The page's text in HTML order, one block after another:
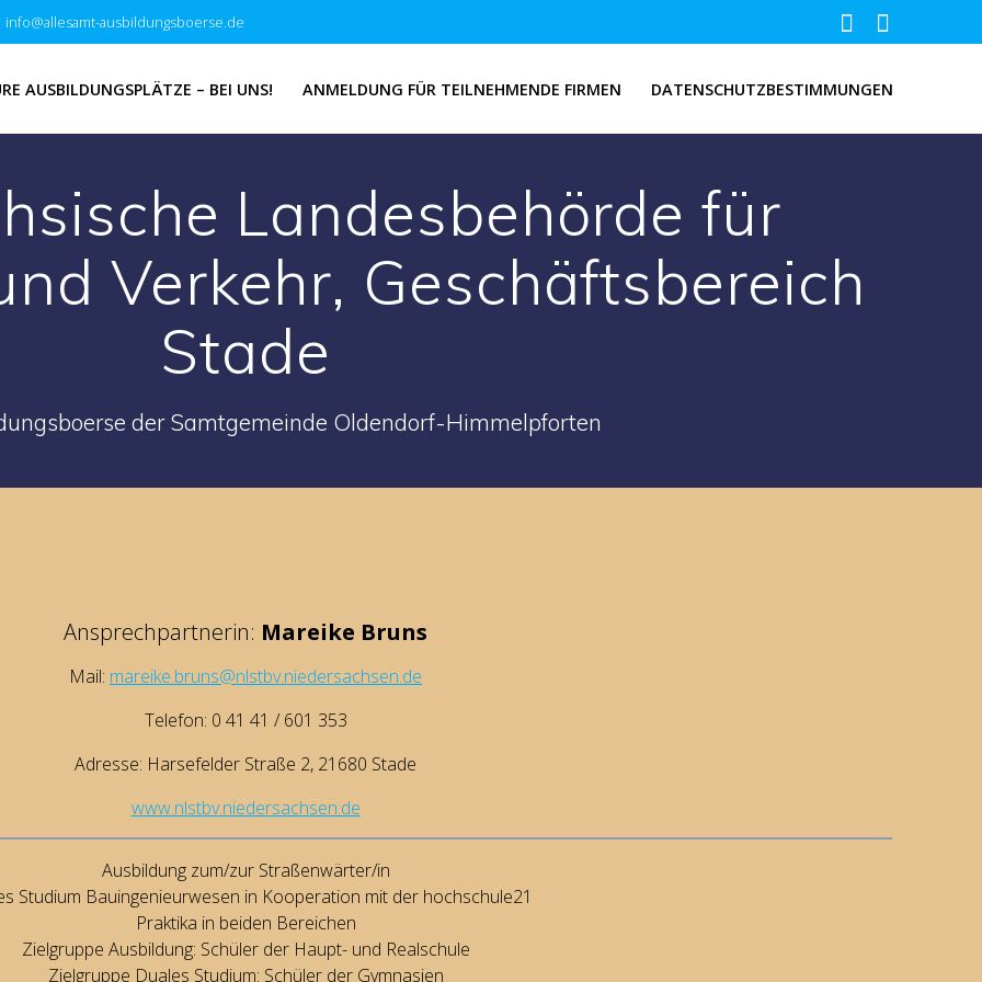
info@allesamt-ausbildungsboerse.de
AUSBILDUNGSPLÄTZE – BEI UNS! ANMELDUNG FÜR TEILNEHMENDE FIRMEN DATENSCHUTZBESTIMMUNGEN
Landesbehörde für
Verkehr, Geschäftsbereich
Stade
der Samtgemeinde Oldendorf-Himmelpforten
Ansprechpartnerin: Mareike Bruns
Mail: mareike.bruns@nlstbv.niedersachsen.de
Telefon: 0 41 41 / 601 353
Adresse: Harsefelder Straße 2, 21680 Stade
www.nlstbv.niedersachsen.de
Ausbildung zum/zur Straßenwärter/in
Studium Bauingenieurwesen in Kooperation mit der hochschule21
Praktika in beiden Bereichen
Zielgruppe Ausbildung: Schüler der Haupt- und Realschule
Zielgruppe Duales Studium: Schüler der Gymnasien